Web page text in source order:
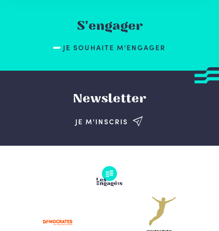
S'engager
JE SOUHAITE M'ENGAGER
Newsletter
JE M'INSCRIS